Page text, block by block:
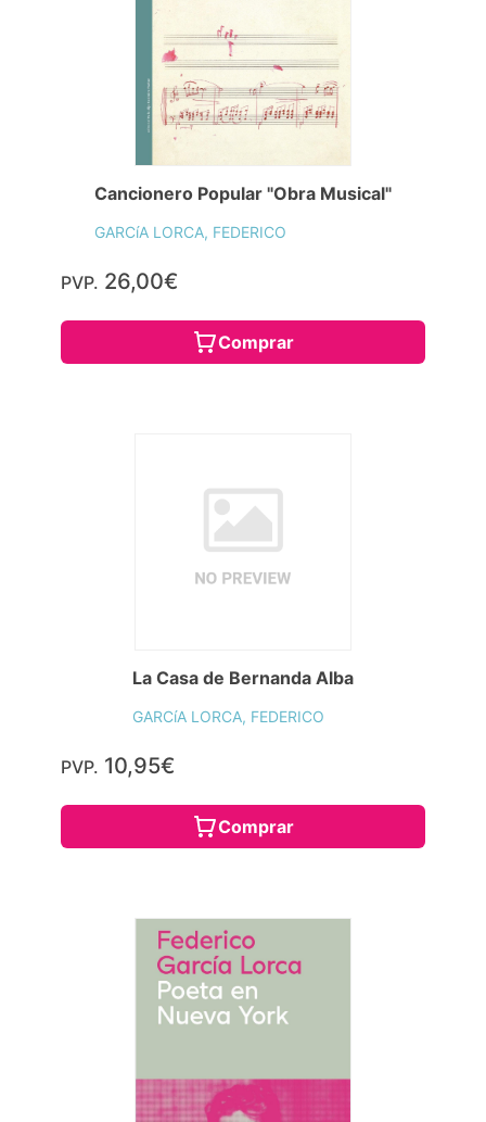
Cancionero Popular "Obra Musical"
GARCíA LORCA, FEDERICO
PVP. 26,00€
Comprar
La Casa de Bernanda Alba
GARCíA LORCA, FEDERICO
PVP. 10,95€
Comprar